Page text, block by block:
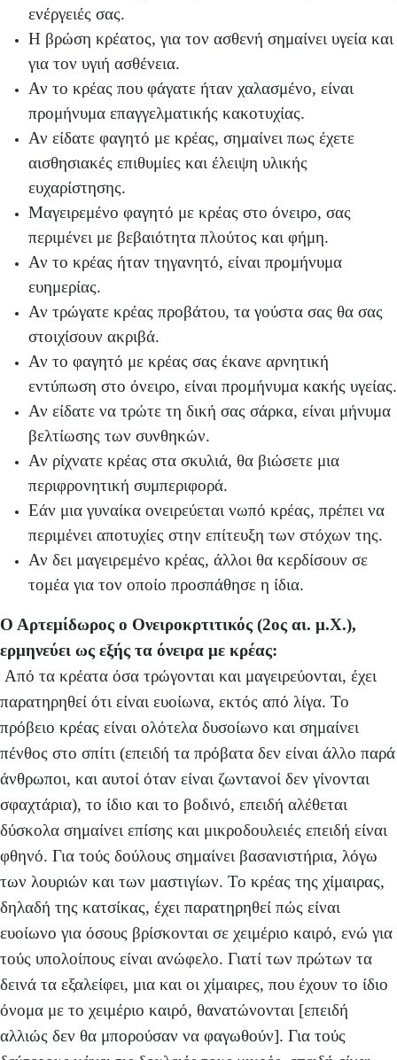
ενέργειές σας.
Η βρώση κρέατος, για τον ασθενή σημαίνει υγεία και
για τον υγιή ασθένεια.
Αν το κρέας που φάγατε ήταν χαλασμένο, είναι
προμήνυμα επαγγελματικής κακοτυχίας.
Αν είδατε φαγητό με κρέας, σημαίνει πως έχετε
αισθησιακές επιθυμίες και έλειψη υλικής
ευχαρίστησης.
Μαγειρεμένο φαγητό με κρέας στο όνειρο, σας
περιμένει με βεβαιότητα πλούτος και φήμη.
Αν το κρέας ήταν τηγανητό, είναι προμήνυμα
ευημερίας.
Αν τρώγατε κρέας προβάτου, τα γούστα σας θα σας
στοιχίσουν ακριβά.
Αν το φαγητό με κρέας σας έκανε αρνητική
εντύπωση στο όνειρο, είναι προμήνυμα κακής υγείας.
Αν είδατε να τρώτε τη δική σας σάρκα, είναι μήνυμα
βελτίωσης των συνθηκών.
Αν ρίχνατε κρέας στα σκυλιά, θα βιώσετε μια
περιφρονητική συμπεριφορά.
Εάν μια γυναίκα ονειρεύεται νωπό κρέας, πρέπει να
περιμένει αποτυχίες στην επίτευξη των στόχων της.
Αν δει μαγειρεμένο κρέας, άλλοι θα κερδίσουν σε
τομέα για τον οποίο προσπάθησε η ίδια.
Ο Αρτεμίδωρος ο Ονειροκρτιτικός (2ος αι. μ.Χ.),
ερμηνεύει ως εξής τα όνειρα με κρέας:
Από τα κρέατα όσα τρώγονται και μαγειρεύονται, έχει
παρατηρηθεί ότι είναι ευοίωνα, εκτός από λίγα. Το
πρόβειο κρέας είναι ολότελα δυσοίωνο και σημαίνει
πένθος στο σπίτι (επειδή τα πρόβατα δεν είναι άλλο παρά
άνθρωποι, και αυτοί όταν είναι ζωντανοί δεν γίνονται
σφαχτάρια), το ίδιο και το βοδινό, επειδή αλέθεται
δύσκολα σημαίνει επίσης και μικροδουλειές επειδή είναι
φθηνό. Για τούς δούλους σημαίνει βασανιστήρια, λόγω
των λουριών και των μαστιγίων. Το κρέας της χίμαιρας,
δηλαδή της κατσίκας, έχει παρατηρηθεί πώς είναι
ευοίωνο για όσους βρίσκονται σε χειμέριο καιρό, ενώ για
τούς υπολοίπους είναι ανώφελο. Γιατί των πρώτων τα
δεινά τα εξαλείφει, μια και οι χίμαιρες, που έχουν το ίδιο
όνομα με το χειμέριο καιρό, θανατώνονται [επειδή
αλλιώς δεν θα μπορούσαν να φαγωθούν]. Για τούς